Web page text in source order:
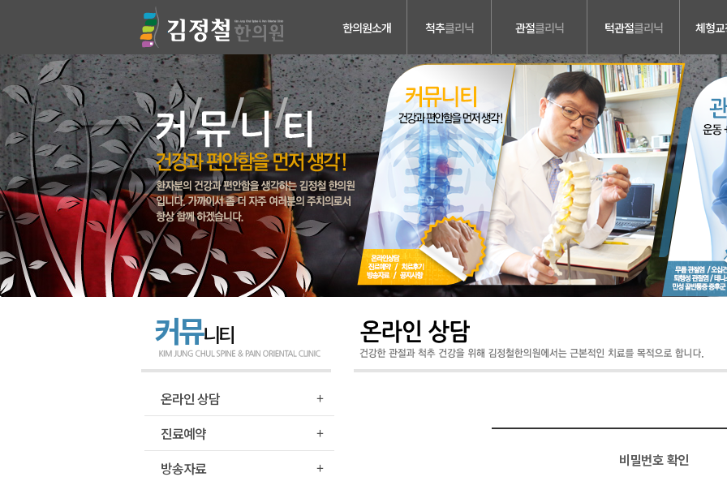
한의원소개 척추클리닉 관절클리닉 턱관절클리닉 체형교
의료진소개
진료안내
검사장비소개
치료장비소개
병원둘러보기
찾아오시는길
허리디스크
목디스크
척추관 협착증
척추분리증 &
척추전방전위증
척추수술후유증
무릎 관절염
오십견
퇴행성 관절염
테니스 엘보우
만성 골반통증증후군
교통사고 후유증
관절음/통증, 비대칭,
구개제한
일자목
골반교정
성장 추나
측만증
커뮤니티
온라인 상담
진료예약
방송자료
비밀번호 확인